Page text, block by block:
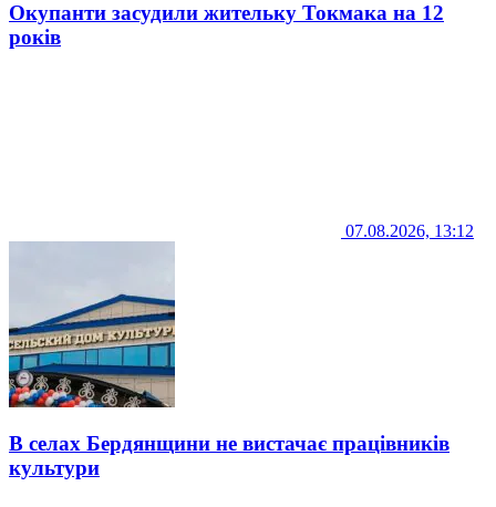
Окупанти засудили жительку Токмака на 12
років
07.08.2026, 13:12
В селах Бердянщини не вистачає працівників
культури